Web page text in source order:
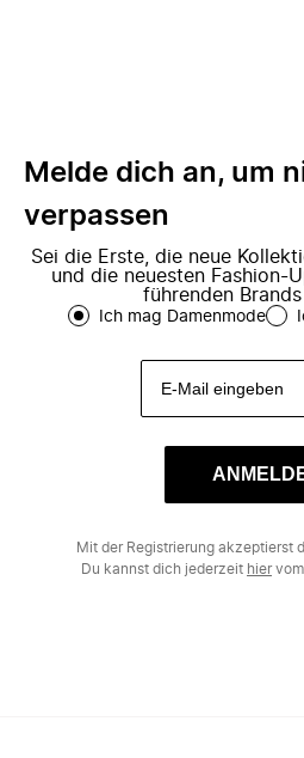
Melde dich an, um
verpassen
Sei die Erste, die neue
und die neuesten Fashion-
führenden
Ich mag Damenmode
Mit der Registrierung akzeptierst
Du kannst dich jederzeit hiervom